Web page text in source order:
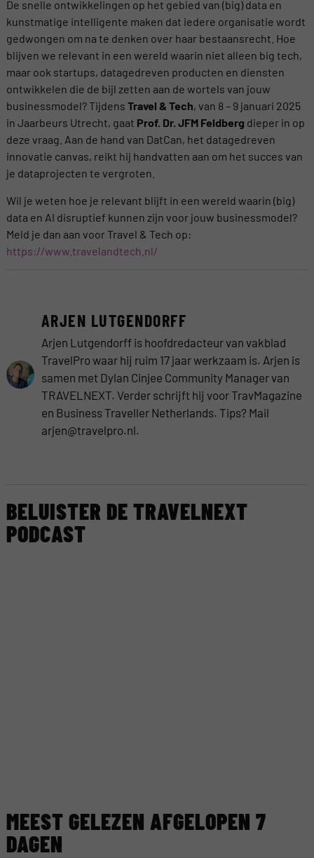
De snelle ontwikkelingen op het gebied van (big) data en
kunstmatige intelligente maken dat iedere organisatie wordt
gedwongen om na te denken over haar bestaansrecht. Hoe
blijven we relevant in een wereld waarin niet alleen big tech,
maar ook startups, datagedreven producten en diensten
ontwikkelen die de bijl zetten aan de wortels van jouw
businessmodel? Tijdens Travel & Tech, van 8 – 9 januari 2025
in Jaarbeurs Utrecht, gaat Prof. Dr. JFM Feldberg dieper in op
deze vraag. Aan de hand van DatCan, het datagedreven
innovatie canvas, reikt hij handvatten aan om het succes van
je dataprojecten te vergroten.
Wil je weten hoe je relevant blijft in een wereld waarin (big)
data en AI disruptief kunnen zijn voor jouw businessmodel?
Meld je dan aan voor Travel & Tech op:
https://www.travelandtech.nl/
ARJEN LUTGENDORFF
Arjen Lutgendorff is hoofdredacteur van vakblad
TravelPro waar hij ruim 17 jaar werkzaam is. Arjen is
samen met Dylan Cinjee Community Manager van
TRAVELNEXT. Verder schrijft hij voor TravMagazine
en Business Traveller Netherlands. Tips? Mail
arjen@travelpro.nl.
BELUISTER DE TRAVELNEXT
PODCAST
MEEST GELEZEN AFGELOPEN 7
DAGEN